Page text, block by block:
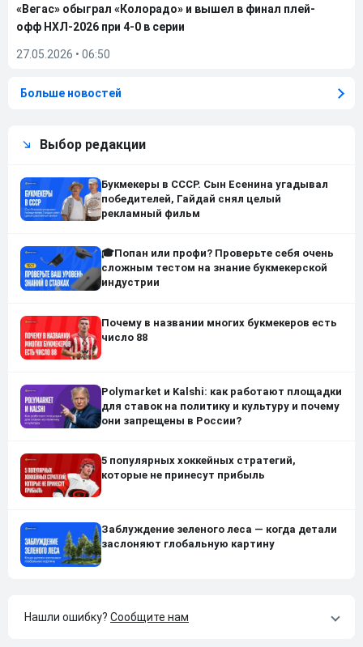
«Вегас» обыграл «Колорадо» и вышел в финал плей-
офф НХЛ-2026 при 4-0 в серии
27.05.2026 • 06:50
Больше новостей
Выбор редакции
Букмекеры в СССР. Сын Есенина угадывал
победителей, Гайдай снял целый
рекламный фильм
🎓Попан или профи? Проверьте себя очень
сложным тестом на знание букмекерской
индустрии
Почему в названии многих букмекеров есть
число 88
Polymarket и Kalshi: как работают площадки
для ставок на политику и культуру и почему
они запрещены в России?
5 популярных хоккейных стратегий,
которые не принесут прибыль
Заблуждение зеленого леса — когда детали
заслоняют глобальную картину
Нашли ошибку? Сообщите нам